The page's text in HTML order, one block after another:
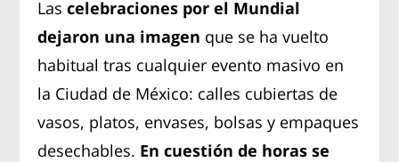
Lascelebraciones por el Mundial
dejaron una imagen que se ha vuelto
habitual tras cualquier evento masivo en
la Ciudad de México: calles cubiertas de
vasos, platos, envases, bolsas y empaques
desechables. En cuestión de horas se